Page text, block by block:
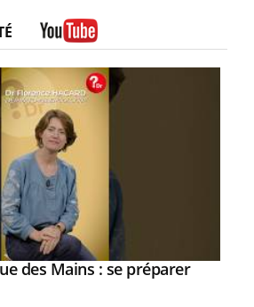
des Mains : se préparer